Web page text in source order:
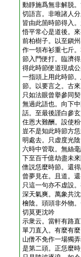
動靜施爲無非解脱
切語言。非唯諸人
皆由此箇時節得入
悟平常心是道後。
前柏樹子。以至鎭
作一領布衫重七斤
節入門便打。臨濟
得此時節便道現成
一指頭上用此時節
節。以要言之。古
只如法眼曾擧參同
無過此語也。向下
話。至最後謹白參
住恩大難酬。設使
豈不是知此時節方
明處去。只虚度光
六時中管取。無絲
下至百千億劫盡未
僧説恁麼時節。還
曾夢見在。且道。
只這一句亦不虚設
深天氣爽。萬象共
檜陰。頭頭非外物
切莫更沈吟
示衆云。當軒有路
單刀直入。有麼有
山僧不免作一場獨
是第二頭。正恁麼